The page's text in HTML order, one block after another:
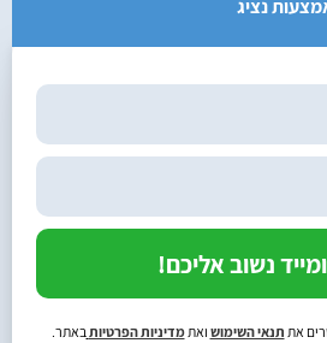
נציג
נשוב אליכם!
את תנאי השימוש ואתמדיניות הפרטיותבאתר.